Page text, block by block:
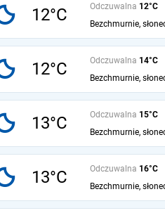
12°C Odczuwalna 12°C
Bezchmurnie,
12°C Odczuwalna 14°C
Bezchmurnie,
13°C Odczuwalna 15°C
Bezchmurnie,
13°C Odczuwalna 16°C
Bezchmurnie,